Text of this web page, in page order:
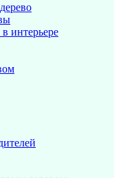
интерьере